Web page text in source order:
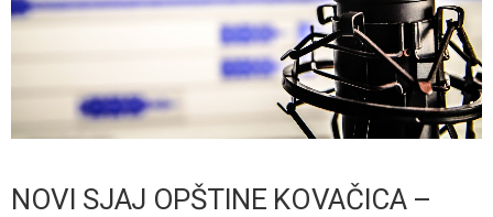
NOVI SJAJ OPŠTINE KOVAČICA –